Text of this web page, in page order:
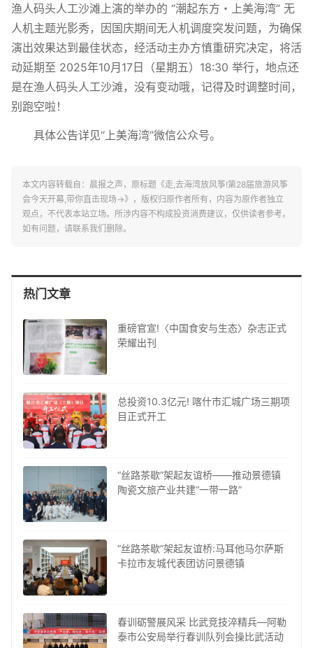
渔人码头人工沙滩上演的举办的 “潮起东方・上美海湾” 无
人机主题光影秀，因国庆期间无人机调度突发问题，为确保
演出效果达到最佳状态，经活动主办方慎重研究决定，将活
动延期至 2025年10月17日（星期五）18:30 举行，地点还
是在渔人码头人工沙滩，没有变动哦，记得及时调整时间，
别跑空啦！
具体公告详见“上美海湾”微信公众号。
本文内容转载自：晨报之声，原标题《走,去海湾放风筝!第28届旅游风筝
会今天开幕,带你直击现场→》，版权归原作者所有，内容为原作者独立
观点，不代表本站立场。所涉内容不构成投资消费建议，仅供读者参考。
如有问题，请联系我们删除。
热门文章
重磅官宣!〈中国食安与生态〉杂志正式
荣耀出刊
总投资10.3亿元! 喀什市汇城广场三期项
目正式开工
“丝路茶歇”架起友谊桥——推动景德镇
陶瓷文旅产业共建“一带一路”
“丝路茶歇”架起友谊桥:马耳他马尔萨斯
卡拉市友城代表团访问景德镇
春训砺警展风采 比武竞技淬精兵—阿勒
泰市公安局举行春训队列会操比武活动